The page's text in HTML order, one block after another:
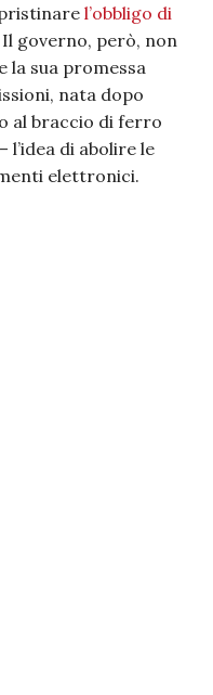
l’obbligo di
Il governo, però, non
la sua promessa
nata dopo
al braccio di ferro
l’idea di abolire le
elettronici.